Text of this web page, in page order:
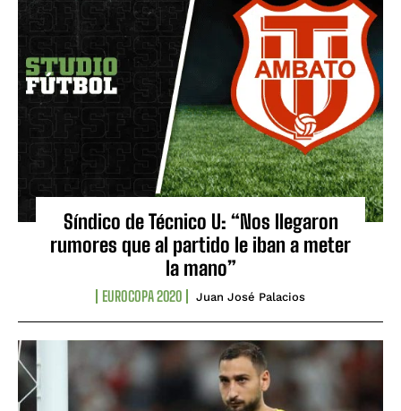
Síndico de Técnico U: “Nos llegaron
rumores que al partido le iban a meter
la mano”
EUROCOPA 2020 Juan José Palacios